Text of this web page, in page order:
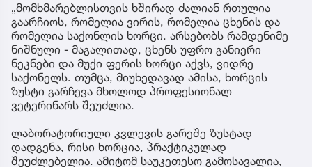
„მომხმარებლისთვის ხშირად ძალიან რთულია
გაარჩიოს, რომელია ვირის, რომელია ცხენის და
რომელია საქონლის ხორცი. არსებობს რამდენიმე
ნიშნული - მაგალითად, ცხენს უფრო განიერი
ნეკნები და მუქი ფერის ხორცი აქვს, ვიდრე
საქონელს. თუმცა, მიუხედავად ამისა, ხორცის
ზუსტი გარჩევა მხოლოდ პროფესიონალ
ვეტერინარს შეუძლია.
ლაბორატორიული კვლევის გარეშე ზუსტად
დადგენა, რისი ხორცია, პრაქტიკულად
შეუძლებელია. ამიტომ საუკეთესო გამოსავალია,